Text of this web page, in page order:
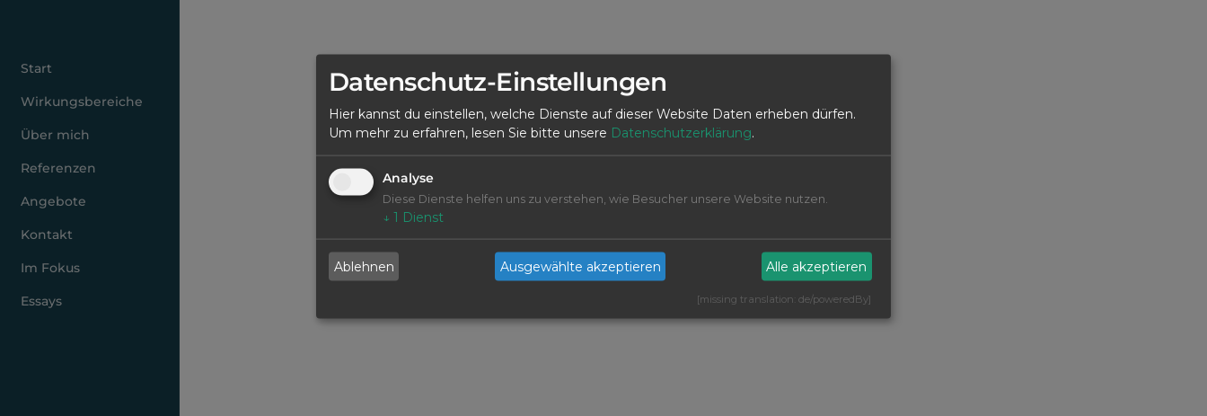
Start
Wirkungsbereiche
Über mich
Referenzen
Angebote
Kontakt
Im Fokus
Essays
Datenschutz-Einstellungen
Hier kannst du einstellen, welche Dienste auf dieser Website Daten erheben dürfen.
Um mehr zu erfahren, lesen Sie bitte unsere Datenschutzerklärung.
Analyse
Diese Dienste helfen uns zu verstehen, wie Besucher unsere Website nutzen.
↓ 1 Dienst
Ablehnen Ausgewählte akzeptieren Alle akzeptieren
[missing translation: de/poweredBy]